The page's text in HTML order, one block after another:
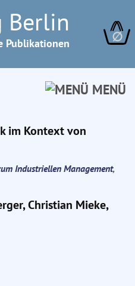
Berlin
Publikationen ∅
MENÜ
im Kontext von
Industriellen Management,
Christian Mieke,